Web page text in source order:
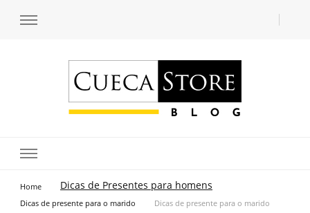
Home Dicas de Presentes para homens
Dicas de presente para o marido Dicas de presente para o marido